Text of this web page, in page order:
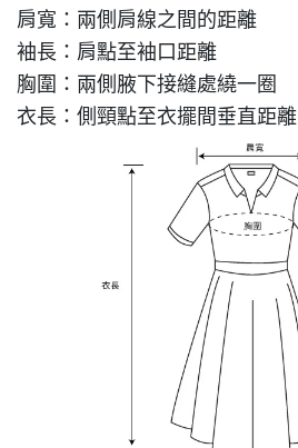
肩寬：兩側肩線之間的距離
袖長：肩點至袖口距離
胸圍：兩側腋下接縫處繞一圈
衣長：側頸點至衣擺間垂直距離